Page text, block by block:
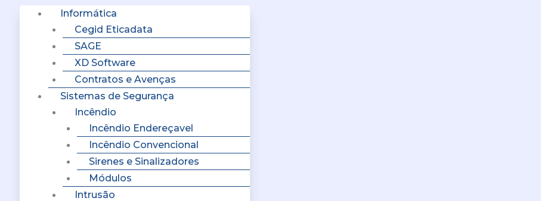
Informática
Cegid Eticadata
SAGE
XD Software
Contratos e Avenças
Sistemas de Segurança
Incêndio
Incêndio Endereçavel
Incêndio Convencional
Sirenes e Sinalizadores
Módulos
Intrusão